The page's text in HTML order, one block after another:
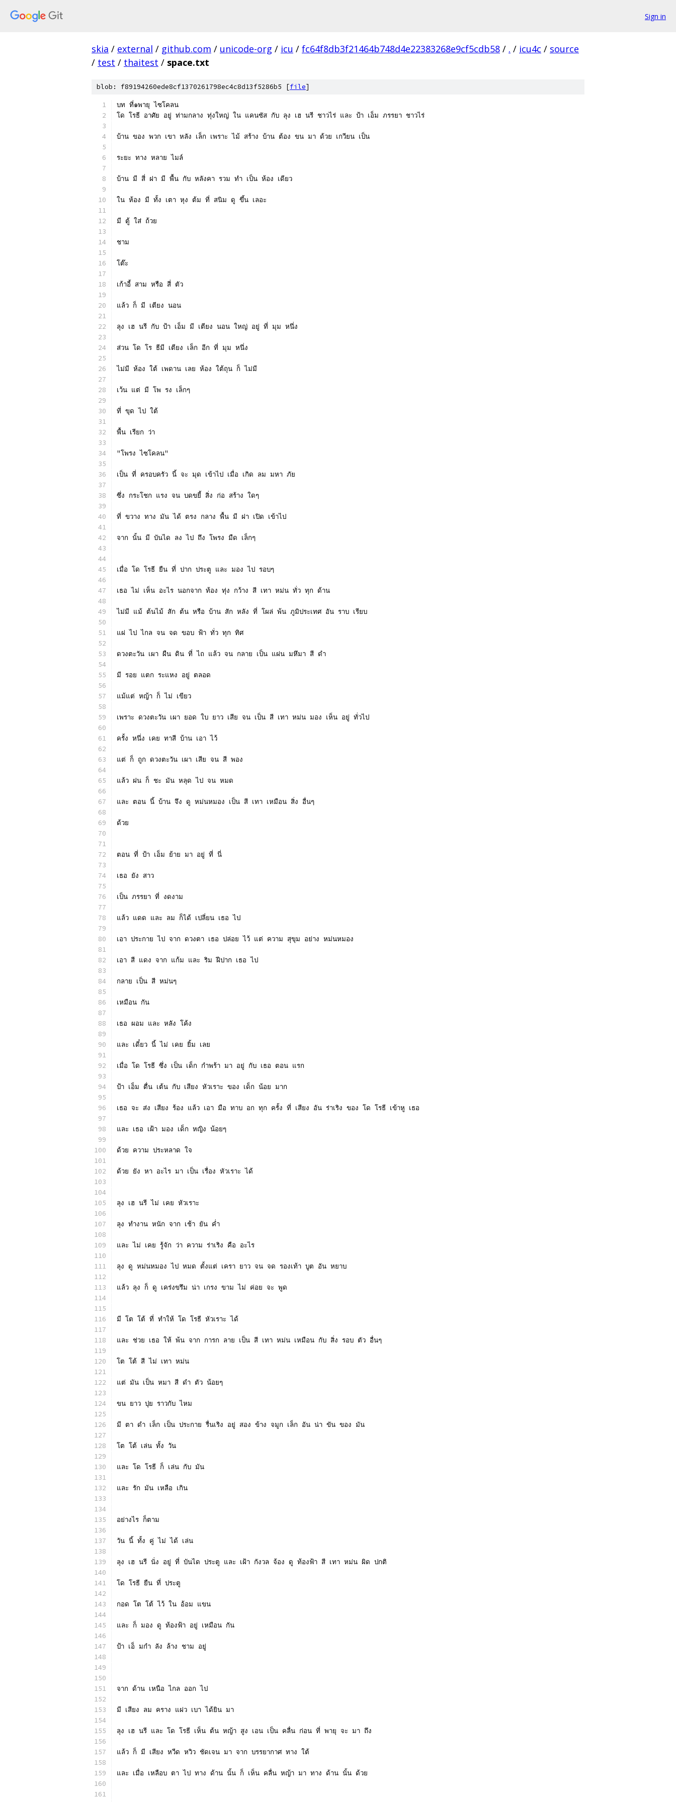
Sign in
skia / external / github.com / unicode-org / icu / fc64f8db3f21464b748d4e22383268e9cf5cdb58 / . / icu4c / source
/ test / thaitest / space.txt
blob: f89194260ede8cf1370261798ec4c8d13f5286b5 [file]
﻿บท ที่๑พายุ ไซโคลน
โด โรธี อาศัย อยู่ ท่ามกลาง ทุ่งใหญ่ ใน แคนซัส กับ ลุง เฮ นรี ชาวไร่ และ ป้า เอ็ม ภรรยา ชาวไร่
บ้าน ของ พวก เขา หลัง เล็ก เพราะ ไม้ สร้าง บ้าน ต้อง ขน มา ด้วย เกวียน เป็น
ระยะ ทาง หลาย ไมล์
บ้าน มี สี่ ฝา มี พื้น กับ หลังคา รวม ทำ เป็น ห้อง เดียว
ใน ห้อง มี ทั้ง เตา หุง ต้ม ที่ สนิม ดู ขึ้น เลอะ
มี ตู้ ใส่ ถ้วย
ชาม
โต๊ะ
เก้าอี้ สาม หรือ สี่ ตัว
แล้ว ก็ มี เตียง นอน
ลุง เฮ นรี กับ ป้า เอ็ม มี เตียง นอน ใหญ่ อยู่ ที่ มุม หนึ่ง
ส่วน โด โร ธีมี เตียง เล็ก อีก ที่ มุม หนึ่ง
ไม่มี ห้อง ใต้ เพดาน เลย ห้อง ใต้ถุน ก็ ไม่มี
เว้น แต่ มี โพ รง เล็กๆ
ที่ ขุด ไป ใต้
พื้น เรียก ว่า
"โพรง ไซโคลน"
เป็น ที่ ครอบครัว นี้ จะ มุด เข้าไป เมื่อ เกิด ลม มหา ภัย
ซึ่ง กระโชก แรง จน บดขยี้ สิ่ง ก่อ สร้าง ใดๆ
ที่ ขวาง ทาง มัน ได้ ตรง กลาง พื้น มี ฝา เปิด เข้าไป
จาก นั้น มี บันได ลง ไป ถึง โพรง มืด เล็กๆ
เมื่อ โด โรธี ยืน ที่ ปาก ประตู และ มอง ไป รอบๆ
เธอ ไม่ เห็น อะไร นอกจาก ท้อง ทุ่ง กว้าง สี เทา หม่น ทั่ว ทุก ด้าน
ไม่มี แม้ ต้นไม้ สัก ต้น หรือ บ้าน สัก หลัง ที่ โผล่ พ้น ภูมิประเทศ อัน ราบ เรียบ
แผ่ ไป ไกล จน จด ขอบ ฟ้า ทั่ว ทุก ทิศ
ดวงตะวัน เผา ผืน ดิน ที่ ไถ แล้ว จน กลาย เป็น แผ่น มหึมา สี ดำ
มี รอย แตก ระแหง อยู่ ตลอด
แม้แต่ หญ้า ก็ ไม่ เขียว
เพราะ ดวงตะวัน เผา ยอด ใบ ยาว เสีย จน เป็น สี เทา หม่น มอง เห็น อยู่ ทั่วไป
ครั้ง หนึ่ง เคย ทาสี บ้าน เอา ไว้
แต่ ก็ ถูก ดวงตะวัน เผา เสีย จน สี พอง
แล้ว ฝน ก็ ชะ มัน หลุด ไป จน หมด
และ ตอน นี้ บ้าน จึง ดู หม่นหมอง เป็น สี เทา เหมือน สิ่ง อื่นๆ
ด้วย
ตอน ที่ ป้า เอ็ม ย้าย มา อยู่ ที่ นี่
เธอ ยัง สาว
เป็น ภรรยา ที่ งดงาม
แล้ว แดด และ ลม ก็ได้ เปลี่ยน เธอ ไป
เอา ประกาย ไป จาก ดวงตา เธอ ปล่อย ไว้ แต่ ความ สุขุม อย่าง หม่นหมอง
เอา สี แดง จาก แก้ม และ ริม ฝีปาก เธอ ไป
กลาย เป็น สี หม่นๆ
เหมือน กัน
เธอ ผอม และ หลัง โค้ง
และ เดี๋ยว นี้ ไม่ เคย ยิ้ม เลย
เมื่อ โด โรธี ซึ่ง เป็น เด็ก กำพร้า มา อยู่ กับ เธอ ตอน แรก
ป้า เอ็ม ตื่น เต้น กับ เสียง หัวเราะ ของ เด็ก น้อย มาก
เธอ จะ ส่ง เสียง ร้อง แล้ว เอา มือ ทาบ อก ทุก ครั้ง ที่ เสียง อัน ร่าเริง ของ โด โรธี เข้าหู เธอ
และ เธอ เฝ้า มอง เด็ก หญิง น้อยๆ
ด้วย ความ ประหลาด ใจ
ด้วย ยัง หา อะไร มา เป็น เรื่อง หัวเราะ ได้
ลุง เฮ นรี ไม่ เคย หัวเราะ
ลุง ทำงาน หนัก จาก เช้า ยัน ค่ำ
และ ไม่ เคย รู้จัก ว่า ความ ร่าเริง คือ อะไร
ลุง ดู หม่นหมอง ไป หมด ตั้งแต่ เครา ยาว จน จด รองเท้า บูต อัน หยาบ
แล้ว ลุง ก็ ดู เคร่งขรึม น่า เกรง ขาม ไม่ ค่อย จะ พูด
มี โต โต้ ที่ ทำให้ โด โรธี หัวเราะ ได้
และ ช่วย เธอ ให้ พ้น จาก การก ลาย เป็น สี เทา หม่น เหมือน กับ สิ่ง รอบ ตัว อื่นๆ
โต โต้ สี ไม่ เทา หม่น
แต่ มัน เป็น หมา สี ดำ ตัว น้อยๆ
ขน ยาว ปุย ราวกับ ไหม
มี ตา ดำ เล็ก เป็น ประกาย รื่นเริง อยู่ สอง ข้าง จมูก เล็ก อัน น่า ขัน ของ มัน
โต โต้ เล่น ทั้ง วัน
และ โด โรธี ก็ เล่น กับ มัน
และ รัก มัน เหลือ เกิน
อย่างไร ก็ตาม
วัน นี้ ทั้ง คู่ ไม่ ได้ เล่น
ลุง เฮ นรี นั่ง อยู่ ที่ บันได ประตู และ เฝ้า กังวล จ้อง ดู ท้องฟ้า สี เทา หม่น ผิด ปกติ
โด โรธี ยืน ที่ ประตู
กอด โต โต้ ไว้ ใน อ้อม แขน
และ ก็ มอง ดู ท้องฟ้า อยู่ เหมือน กัน
ป้า เอ็ มกำ ลัง ล้าง ชาม อยู่
จาก ด้าน เหนือ ไกล ออก ไป
มี เสียง ลม คราง แผ่ว เบา ได้ยิน มา
ลุง เฮ นรี และ โด โรธี เห็น ต้น หญ้า สูง เอน เป็น คลื่น ก่อน ที่ พายุ จะ มา ถึง
แล้ว ก็ มี เสียง หวีด หวิว ชัดเจน มา จาก บรรยากาศ ทาง ใต้
และ เมื่อ เหลือบ ตา ไป ทาง ด้าน นั้น ก็ เห็น คลื่น หญ้า มา ทาง ด้าน นั้น ด้วย